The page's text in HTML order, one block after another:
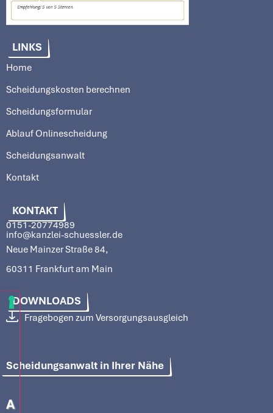
LINKS
Home
Scheidungskosten berechnen
Scheidungsformular
Ablauf Onlinescheidung
Scheidungsanwalt
Kontakt
KONTAKT
0151-20774989
info@kanzlei-schuessler.de
Neue Mainzer Straße 84,
60311 Frankfurt am Main
DOWNLOADS
Fragebogen zum Versorgungsausgleich
Scheidungsanwalt in Ihrer Nähe
A